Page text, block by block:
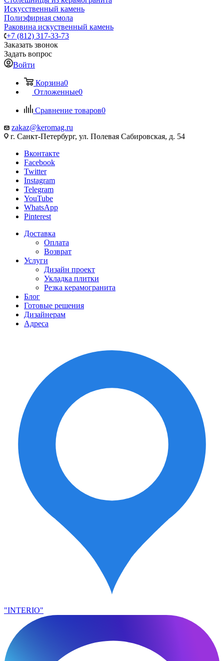
Искусственный камень
Полиэфирная смола
Раковина искуственный камень
+7 (812) 317-33-73
Заказать звонок
Задать вопрос
Войти
Корзина0
Отложенные0
Сравнение товаров0
zakaz@keromag.ru
г. Санкт-Петербург, ул. Полевая Сабировская, д. 54
Вконтакте
Facebook
Twitter
Instagram
Telegram
YouTube
WhatsApp
Pinterest
Доставка
Оплата
Возврат
Услуги
Дизайн проект
Укладка плитки
Резка керамогранита
Блог
Готовые решения
Дизайнерам
Адреса
"INTERIO"